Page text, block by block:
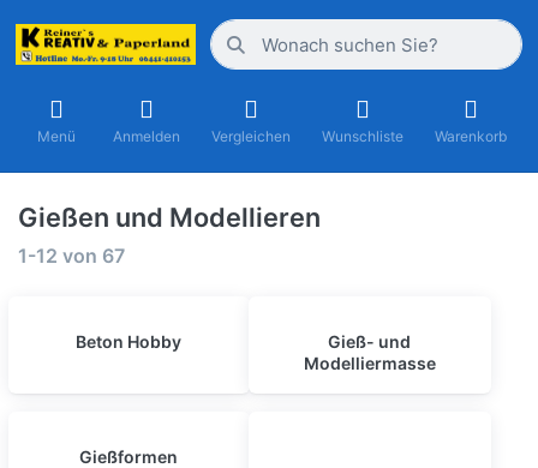
Menü Anmelden Vergleichen Wunschliste Warenkorb
Gießen und Modellieren
1-12 von 67
Beton Hobby
Gieß- und
Modelliermasse
Gießformen